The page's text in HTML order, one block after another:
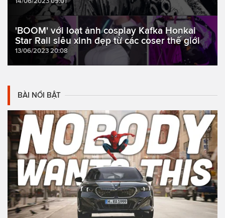
'BOOM' với loạt ảnh cosplay Kafka Honkai
Star Rail siêu xinh đẹp từ các coser thế giới
13/06/2023 20:08
BÀI NỔI BẬT